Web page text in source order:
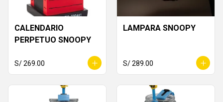
CALENDARIO
PERPETUO SNOOPY
S/ 269.00
LAMPARA SNOOPY
S/ 289.00